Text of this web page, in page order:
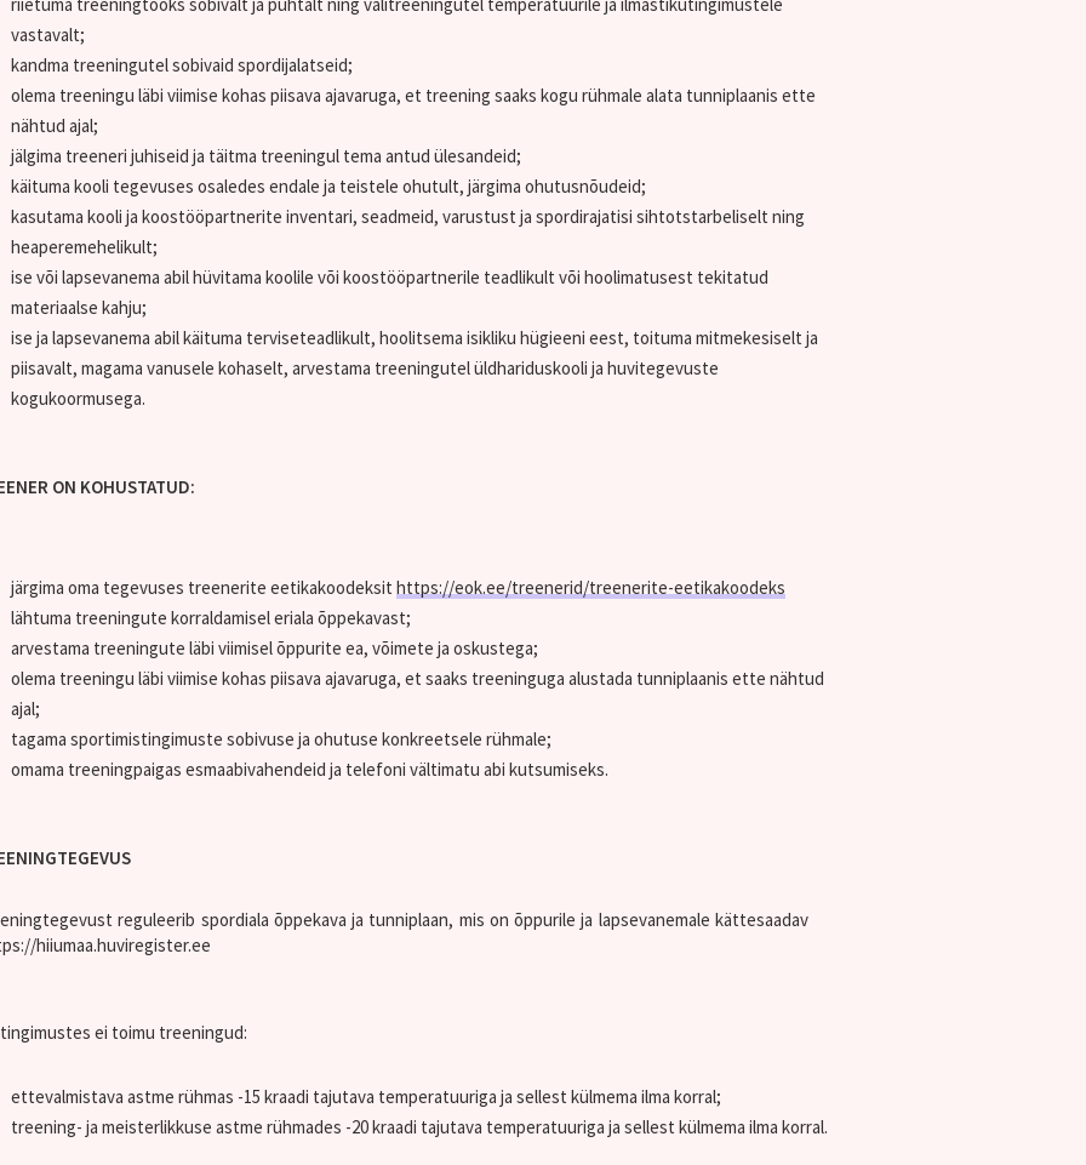
vastavalt;
kandma treeningutel sobivaid spordijalatseid;
olema treeningu läbi viimise kohas piisava ajavaruga, et treening saaks kogu rühmale alata tunniplaanis ette
nähtud ajal;
jälgima treeneri juhiseid ja täitma treeningul tema antud ülesandeid;
käituma kooli tegevuses osaledes endale ja teistele ohutult, järgima ohutusnõudeid;
kasutama kooli ja koostööpartnerite inventari, seadmeid, varustust ja spordirajatisi sihtotstarbeliselt ning
heaperemehelikult;
ise või lapsevanema abil hüvitama koolile või koostööpartnerile teadlikult või hoolimatusest tekitatud
materiaalse kahju;
ise ja lapsevanema abil käituma terviseteadlikult, hoolitsema isikliku hügieeni eest, toituma mitmekesiselt ja
piisavalt, magama vanusele kohaselt, arvestama treeningutel üldhariduskooli ja huvitegevuste
kogukoormusega.
ON KOHUSTATUD:
järgima oma tegevuses treenerite eetikakoodeksit https://eok.ee/treenerid/treenerite-eetikakoodeks
lähtuma treeningute korraldamisel eriala õppekavast;
arvestama treeningute läbi viimisel õppurite ea, võimete ja oskustega;
olema treeningu läbi viimise kohas piisava ajavaruga, et saaks treeninguga alustada tunniplaanis ette nähtud
ajal;
tagama sportimistingimuste sobivuse ja ohutuse konkreetsele rühmale;
omama treeningpaigas esmaabivahendeid ja telefoni vältimatu abi kutsumiseks.
reguleerib spordiala õppekava ja tunniplaan, mis on õppurile ja lapsevanemale kättesaadav
hiiumaa.huviregister.ee
ei toimu treeningud:
ettevalmistava astme rühmas -15 kraadi tajutava temperatuuriga ja sellest külmema ilma korral;
treening- ja meisterlikkuse astme rühmades -20 kraadi tajutava temperatuuriga ja sellest külmema ilma korral.